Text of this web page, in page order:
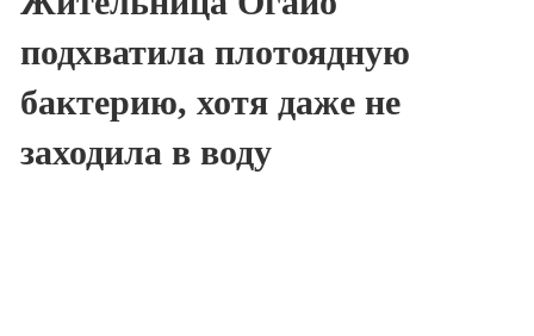
подхватила плотоядную
бактерию, хотя даже не
заходила в воду